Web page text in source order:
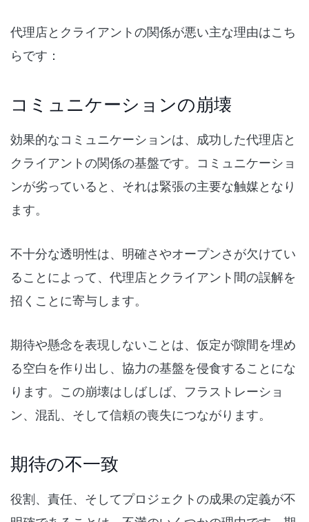
代理店とクライアントの関係が悪い主な理由はこち
らです：
コミュニケーションの崩壊
効果的なコミュニケーションは、成功した代理店と
クライアントの関係の基盤です。コミュニケーショ
ンが劣っていると、それは緊張の主要な触媒となり
ます。
不十分な透明性は、明確さやオープンさが欠けてい
ることによって、代理店とクライアント間の誤解を
招くことに寄与します。
期待や懸念を表現しないことは、仮定が隙間を埋め
る空白を作り出し、協力の基盤を侵食することにな
ります。この崩壊はしばしば、フラストレーショ
ン、混乱、そして信頼の喪失につながります。
期待の不一致
役割、責任、そしてプロジェクトの成果の定義が不